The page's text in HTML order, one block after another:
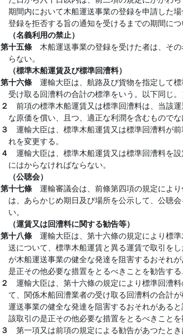
期間内において木船運送事業の登録を申請した
登録を拒否する旨の通知を受けるまでの期間につ
（名義利用の禁止）
第十五條 木船運送事業の登録を受けた者は、そ
らない。
（標準木船運賃及び標準回漕料）
第十六條 運輸大臣は、航路及び貨物を指定して
受け取る回漕料の合計の標準をいう。以下同じ。
２ 前項の標準木船運賃又は標準回漕料は、当該
な原価を償い、且つ、適正な利潤を含むものでな
３ 運輸大臣は、標準木船運賃又は標準回漕料が
れを変更する。
４ 運輸大臣は、標準木船運賃又は標準回漕料を
にはからなければならない。
（公聴会）
第十七條 運輸審議会は、前條第四項の規定によ
は、あらかじめ期日及び場所を公示して、公聴
い。
（運賃又は回漕料に関する勧告等）
第十八條 運輸大臣は、第十六條の規定により標
送について、標準木船運賃と異る運賃で取引を
が木船運送事業の健全な発達を阻害するおそれ
是正その他必要な措置をとるべきことを勧告する
２ 運輸大臣は、第十六條の規定により標準回漕
て、関係木船回漕業者の受け取る回漕料の合計
運送事業の健全な発達を阻害するおそれがある
該取引の是正その他必要な措置をとるべきことを
３ 第一項又は前項の規定による勧告があつたと